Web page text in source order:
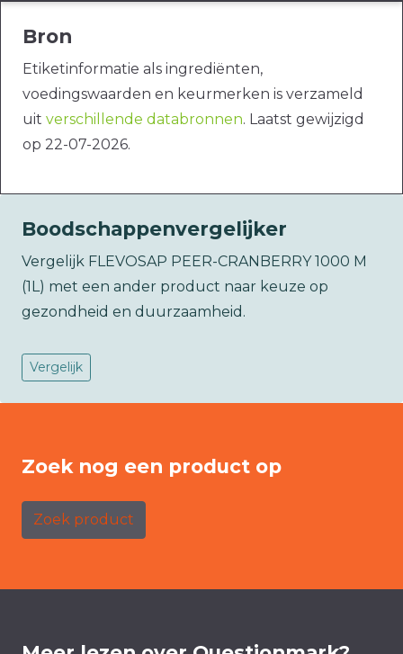
Bron
Etiketinformatie als ingrediënten,
voedingswaarden en keurmerken is verzameld
uit verschillende databronnen. Laatst gewijzigd
op 22-07-2026.
Boodschappenvergelijker
Vergelijk FLEVOSAP PEER-CRANBERRY 1000 M
(1L) met een ander product naar keuze op
gezondheid en duurzaamheid.
Vergelijk
Zoek nog een product op
Zoek product